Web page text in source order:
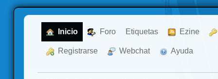
Inicio Foro Etiquetas Ezine
Registrarse Webchat Ayuda